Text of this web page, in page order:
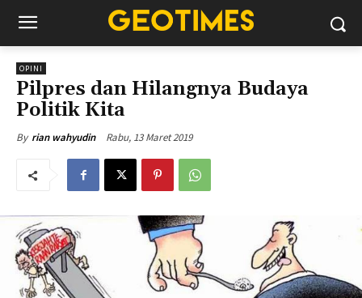
OPINI
Pilpres dan Hilangnya Budaya
Politik Kita
By rian wahyudin Rabu, 13 Maret 2019